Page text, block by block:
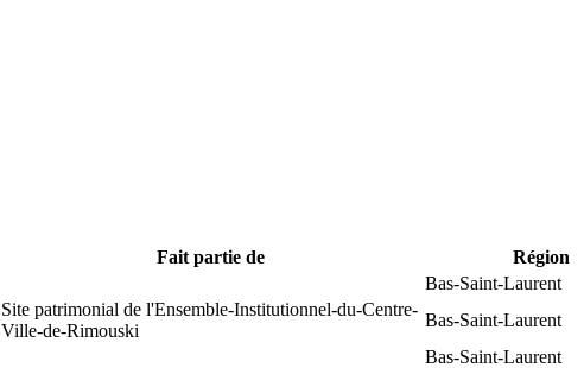
Fait partie de Région
Bas-Saint-Laurent
Site patrimonial de l'Ensemble-Institutionnel-du-Centre-
Ville-de-Rimouski
Bas-Saint-Laurent
Bas-Saint-Laurent